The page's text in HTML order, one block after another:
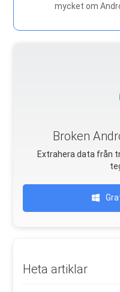
mycket om
Broken
Extrahera data från
Heta artiklar